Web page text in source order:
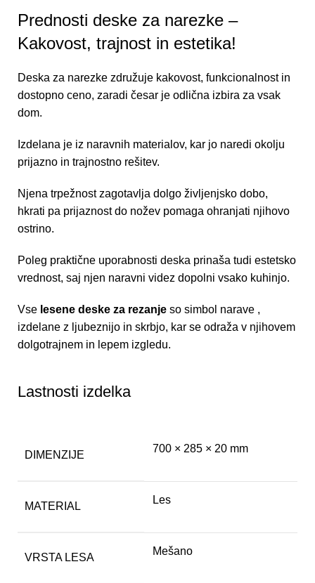
Prednosti deske za narezke –
Kakovost, trajnost in estetika!
Deska za narezke združuje kakovost, funkcionalnost in
dostopno ceno, zaradi česar je odlična izbira za vsak
dom.
Izdelana je iz naravnih materialov, kar jo naredi okolju
prijazno in trajnostno rešitev.
Njena trpežnost zagotavlja dolgo življenjsko dobo,
hkrati pa prijaznost do nožev pomaga ohranjati njihovo
ostrino.
Poleg praktične uporabnosti deska prinaša tudi estetsko
vrednost, saj njen naravni videz dopolni vsako kuhinjo.
Vse lesene deske za rezanje so simbol narave ,
izdelane z ljubeznijo in skrbjo, kar se odraža v njihovem
dolgotrajnem in lepem izgledu.
Lastnosti izdelka
DIMENZIJE
700 × 285 × 20 mm
MATERIAL
Les
VRSTA LESA
Mešano